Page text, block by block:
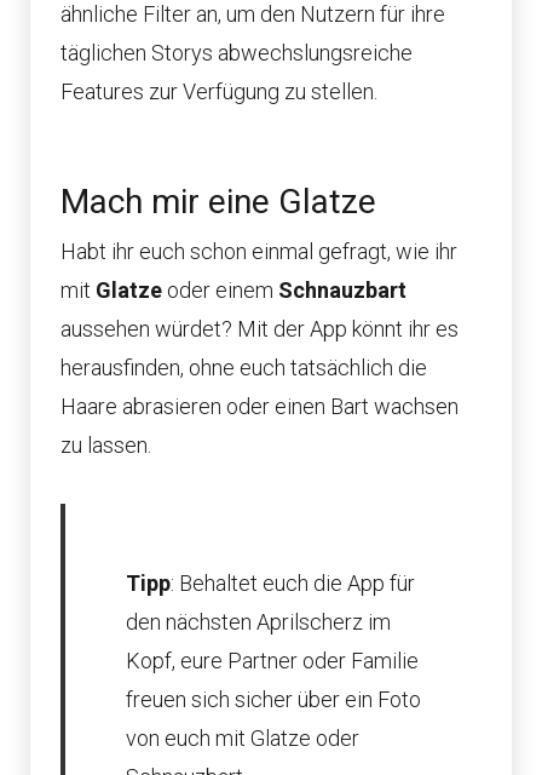
ähnliche Filter an, um den Nutzern für ihre
täglichen Storys abwechslungsreiche
Features zur Verfügung zu stellen.
Mach mir eine Glatze
Habt ihr euch schon einmal gefragt, wie ihr
mit Glatze oder einem Schnauzbart
aussehen würdet? Mit der App könnt ihr es
herausfinden, ohne euch tatsächlich die
Haare abrasieren oder einen Bart wachsen
zu lassen.
Tipp: Behaltet euch die App für
den nächsten Aprilscherz im
Kopf, eure Partner oder Familie
freuen sich sicher über ein Foto
von euch mit Glatze oder